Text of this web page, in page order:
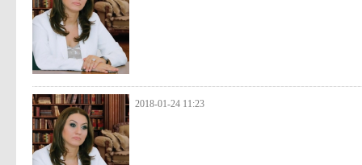
2018-01-24 11:23